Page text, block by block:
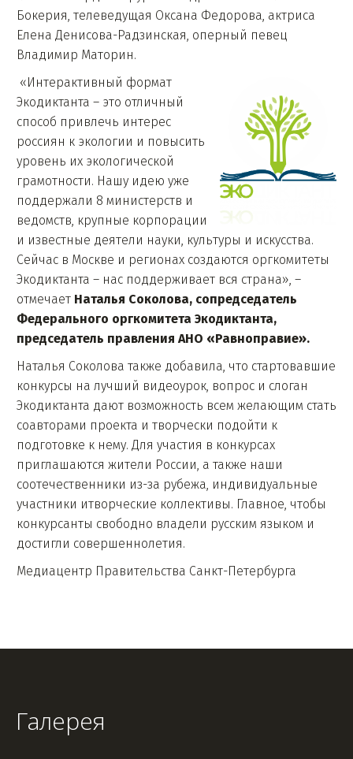
Бокерия, телеведущая Оксана Федорова, актриса
Елена Денисова-Радзинская, оперный певец
Владимир Маторин.
«Интерактивный формат
Экодиктанта – это отличный
способ привлечь интерес
россиян к экологии и повысить
уровень их экологической
грамотности. Нашу идею уже
поддержали 8 министерств и
ведомств, крупные корпорации
и известные деятели науки, культуры и искусства.
Сейчас в Москве и регионах создаются оргкомитеты
Экодиктанта – нас поддерживает вся страна», –
отмечает Наталья Соколова, сопредседатель
Федерального оргкомитета Экодиктанта,
председатель правления АНО «Равноправие».
Наталья Соколова также добавила, что стартовавшие
конкурсы на лучший видеоурок, вопрос и слоган
Экодиктанта дают возможность всем желающим стать
соавторами проекта и творчески подойти к
подготовке к нему. Для участия в конкурсах
приглашаются жители России, а также наши
соотечественники из-за рубежа, индивидуальные
участники итворческие коллективы. Главное, чтобы
конкурсанты свободно владели русским языком и
достигли совершеннолетия.
Медиацентр Правительства Санкт-Петербурга
Галерея